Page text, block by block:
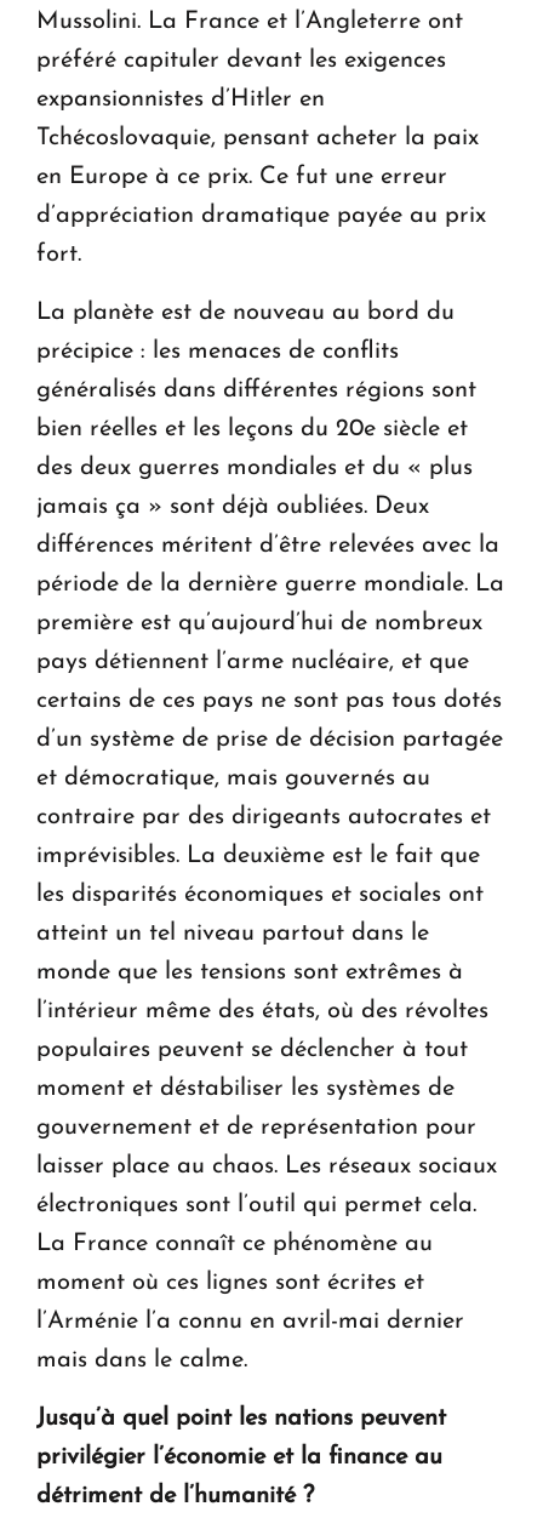
Mussolini. La France et l’Angleterre ont
préféré capituler devant les exigences
expansionnistes d’Hitler en
Tchécoslovaquie, pensant acheter la paix
en Europe à ce prix. Ce fut une erreur
d’appréciation dramatique payée au prix
fort.
La planète est de nouveau au bord du
précipice : les menaces de conflits
généralisés dans différentes régions sont
bien réelles et les leçons du 20e siècle et
des deux guerres mondiales et du « plus
jamais ça » sont déjà oubliées. Deux
différences méritent d’être relevées avec la
période de la dernière guerre mondiale. La
première est qu’aujourd’hui de nombreux
pays détiennent l’arme nucléaire, et que
certains de ces pays ne sont pas tous dotés
d’un système de prise de décision partagée
et démocratique, mais gouvernés au
contraire par des dirigeants autocrates et
imprévisibles. La deuxième est le fait que
les disparités économiques et sociales ont
atteint un tel niveau partout dans le
monde que les tensions sont extrêmes à
l’intérieur même des états, où des révoltes
populaires peuvent se déclencher à tout
moment et déstabiliser les systèmes de
gouvernement et de représentation pour
laisser place au chaos. Les réseaux sociaux
électroniques sont l’outil qui permet cela.
La France connaît ce phénomène au
moment où ces lignes sont écrites et
l’Arménie l’a connu en avril-mai dernier
mais dans le calme.
Jusqu’à quel point les nations peuvent
privilégier l’économie et la finance au
détriment de l’humanité ?